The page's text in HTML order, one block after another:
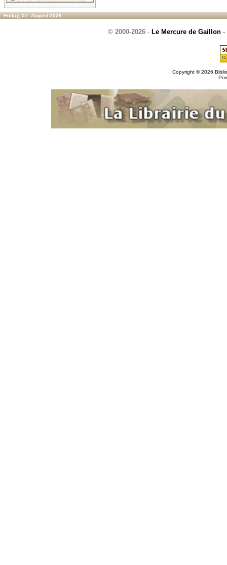
Friday, 07. August 2026
© 2000-2026 - Le Mercure de Gaillon -
Copyright © 2026